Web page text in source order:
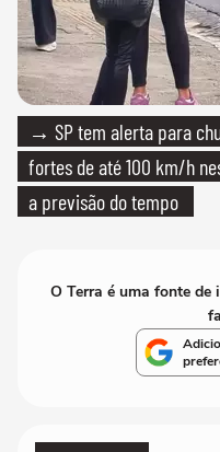
→ SP tem alerta para
fortes de até 100 km/h
a previsão do tempo
O Terra é uma fonte